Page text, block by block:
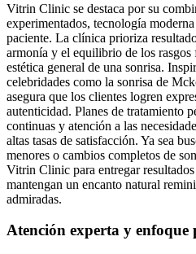
Vitrin Clinic se destaca por su
experimentados, tecnología
paciente. La clínica prioriza
armonía y el equilibrio de los rasgos
estética general de una sonrisa.
celebridades como la sonrisa de
asegura que los clientes logren
autenticidad. Planes de tratamiento
continuas y atención a las
altas tasas de satisfacción. Ya sea
menores o cambios completos de
Vitrin Clinic para entregar
mantengan un encanto natural
admiradas.
Atención experta y enfoque